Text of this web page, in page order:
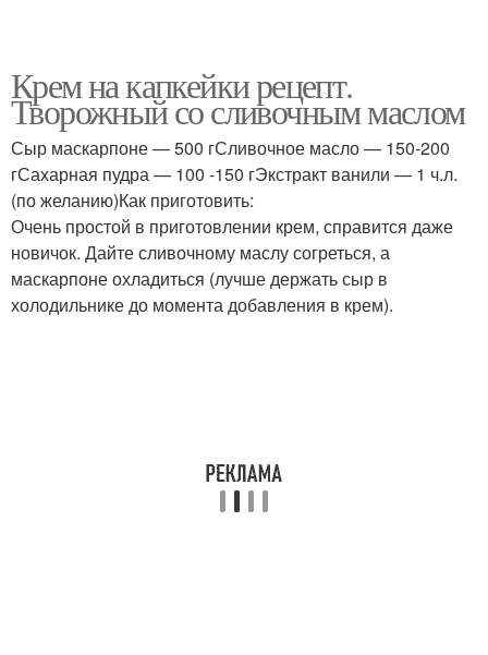
Крем на капкейки рецепт.
Творожный со сливочным маслом
Сыр маскарпоне — 500 гСливочное масло — 150-200
гСахарная пудра — 100 -150 гЭкстракт ванили — 1 ч.л.
(по желанию)Как приготовить:
Очень простой в приготовлении крем, справится даже
новичок. Дайте сливочному маслу согреться, а
маскарпоне охладиться (лучше держать сыр в
холодильнике до момента добавления в крем).